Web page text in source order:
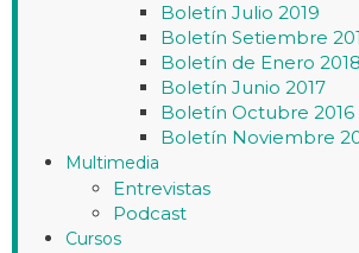
Boletín Julio 2019
Boletín Setiembre
Boletín de Enero 2018
Boletín Junio 2017
Boletín Octubre 2016
Boletín Noviembre
Multimedia
Entrevistas
Podcast
Cursos